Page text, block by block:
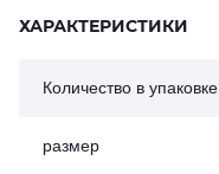
ХАРАКТЕРИСТИКИ
Количество в упаковке
размер